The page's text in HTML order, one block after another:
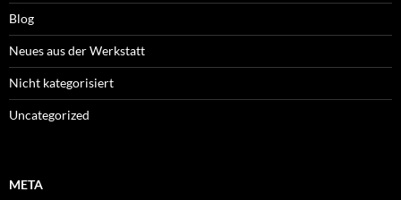
Blog
Neues aus der Werkstatt
Nicht kategorisiert
Uncategorized
META